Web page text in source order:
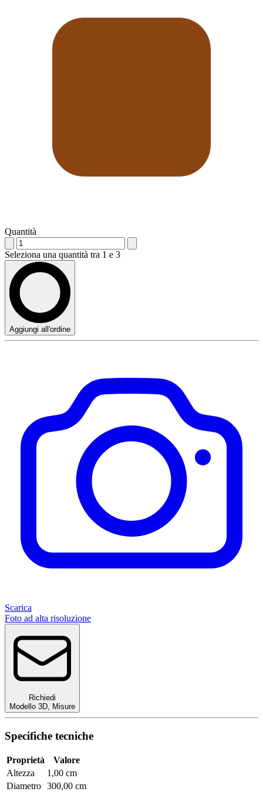
Quantità
Seleziona una quantità tra 1 e 3
Aggiungi all'ordine
Scarica
Foto ad alta risoluzione
Richiedi
Modello 3D
Misure
Specifiche tecniche
Proprietà
Valore
Altezza
1,00 cm
Diametro 300,00 cm